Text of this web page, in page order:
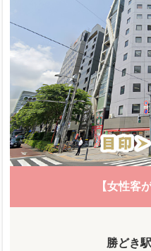
【女性客
勝どき